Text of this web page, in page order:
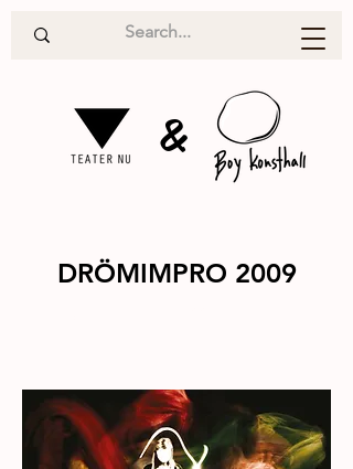
&
DRÖMIMPRO 2009